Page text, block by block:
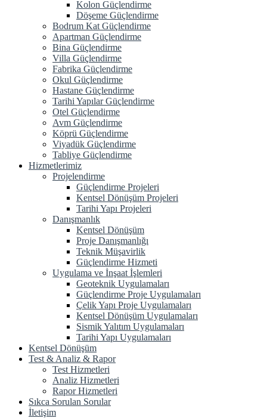
Kolon Güçlendirme
Döşeme Güçlendirme
Bodrum Kat Güçlendirme
Apartman Güçlendirme
Bina Güçlendirme
Villa Güçlendirme
Fabrika Güçlendirme
Okul Güçlendirme
Hastane Güçlendirme
Tarihi Yapılar Güçlendirme
Otel Güçlendirme
Avm Güçlendirme
Köprü Güçlendirme
Viyadük Güçlendirme
Tabliye Güçlendirme
Hizmetlerimiz
Projelendirme
Güçlendirme Projeleri
Kentsel Dönüşüm Projeleri
Tarihi Yapı Projeleri
Danışmanlık
Kentsel Dönüşüm
Proje Danışmanlığı
Teknik Müşavirlik
Güçlendirme Hizmeti
Uygulama ve İnşaat İşlemleri
Geoteknik Uygulamaları
Güçlendirme Proje Uygulamaları
Çelik Yapı Proje Uygulamaları
Kentsel Dönüşüm Uygulamaları
Sismik Yalıtım Uygulamaları
Tarihi Yapı Uygulamaları
Kentsel Dönüşüm
Test & Analiz & Rapor
Test Hizmetleri
Analiz Hizmetleri
Rapor Hizmetleri
Sıkca Sorulan Sorular
İletişim